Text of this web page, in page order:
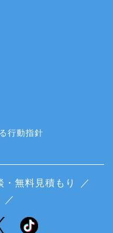
行動指針
・無料見積もり
／
／